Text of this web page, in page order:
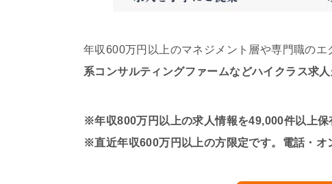
年収600万円以上のマネジメント層や専門職のエ
系コンサルティングファームなどハイクラス求
※年収800万円以上の求人情報を49,000件以上
※直近年収600万円以上の方限定です。電話・オ